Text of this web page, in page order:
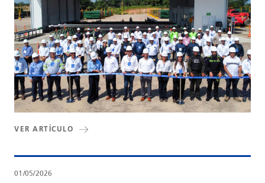
VER ARTÍCULO
01/05/2026